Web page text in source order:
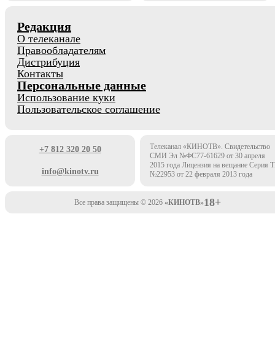
Редакция
О телеканале
Правообладателям
Дистрибуция
Контакты
Персональные данные
Использование куки
Пользовательское соглашение
+7 812 320 20 50
info@kinotv.ru
Телеканал «КИНОТВ». Свидетельство
СМИ Эл №ФС77-61629 от 30 апреля
2015 года Лицензия на вещание Серия
№22953 от 22 февраля 2013 года
Все права защищены © 2026 «КИНОТВ»18+